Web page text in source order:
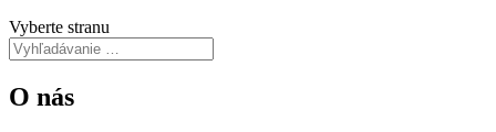
Vyberte stranu
O nás